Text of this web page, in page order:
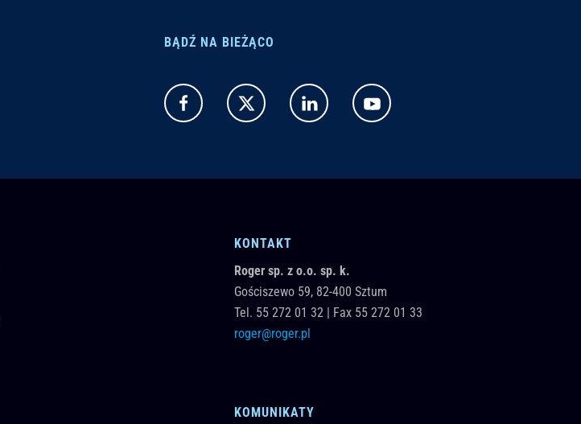
BĄDŹ NA BIEŻĄCO
KONTAKT
Roger sp. z o.o. sp. k.
Gościszewo 59, 82-400 Sztum
Tel. 55 272 01 32|
Fax 55 272 01 33
roger@roger.pl
KOMUNIKATY